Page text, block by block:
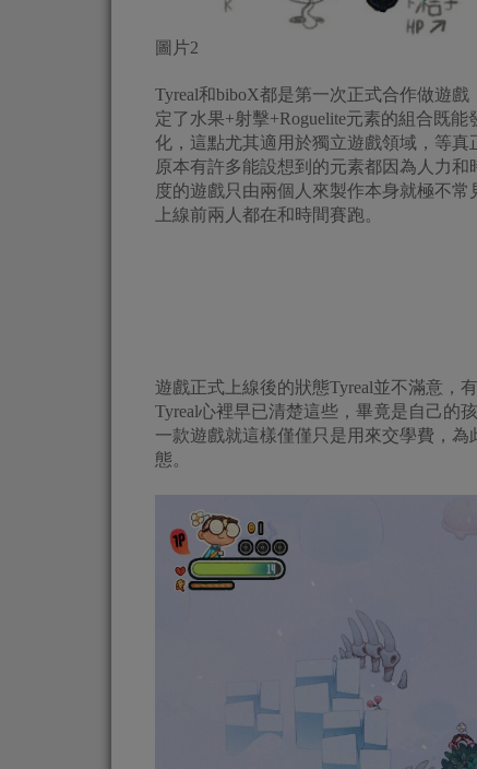
圖片2
Tyreal和biboX都是第一次正式合作做遊
定了水果+射擊+Roguelite元素的組合既
化，這點尤其適用於獨立遊戲領域，等真
原本有許多能設想到的元素都因為人力
度的遊戲只由兩個人來製作本身就極不
上線前兩人都在和時間賽跑。
遊戲正式上線後的狀態Tyreal並不滿意，
Tyreal心裡早已清楚這些，畢竟是自己的
一款遊戲就這樣僅僅只是用來交學費，
態。